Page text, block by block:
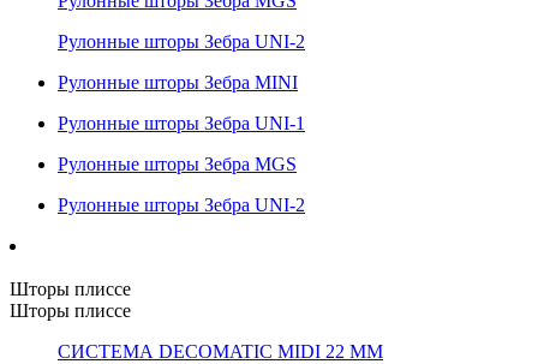
Рулонные шторы Зебра UNI-2
Рулонные шторы Зебра MINI
Рулонные шторы Зебра UNI-1
Рулонные шторы Зебра MGS
Рулонные шторы Зебра UNI-2
Шторы плиссе
Шторы плиссе
СИСТЕМА DECOMATIC MIDI 22 ММ